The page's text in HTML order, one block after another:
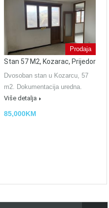
Prodaja
Stan 57 M2, Kozarac, Prijedor
Dvosoban stan u Kozarcu, 57
m2. Dokumentacija uredna.
Više detalja
85,000KM